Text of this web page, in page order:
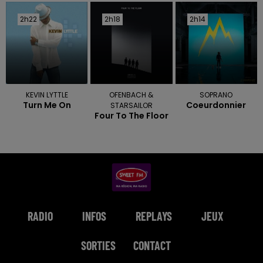
2h22
2h22
KEVIN LYTTLE
Turn Me On
2h18
2h18
OFENBACH &
STARSAILOR
Four To The Floor
2h14
2h14
SOPRANO
Coeurdonnier
RADIO INFOS REPLAYS JEUX
SORTIES CONTACT